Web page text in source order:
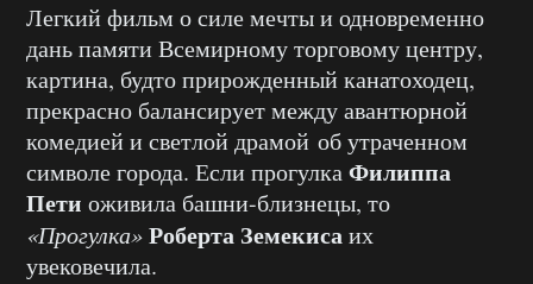
Легкий фильм о силе мечты и одновременно
дань памяти Всемирному торговому центру,
картина, будто прирожденный канатоходец,
прекрасно балансирует между авантюрной
комедией и светлой драмой об утраченном
символе города. Если прогулкаФилиппа
Пети оживила башни-близнецы, то
«Прогулка»Роберта Земекисаих
увековечила.